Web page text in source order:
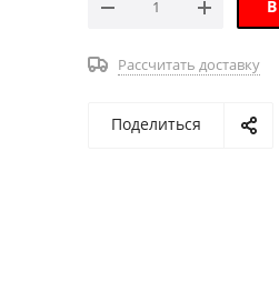
Рассчитать доставку
Поделиться